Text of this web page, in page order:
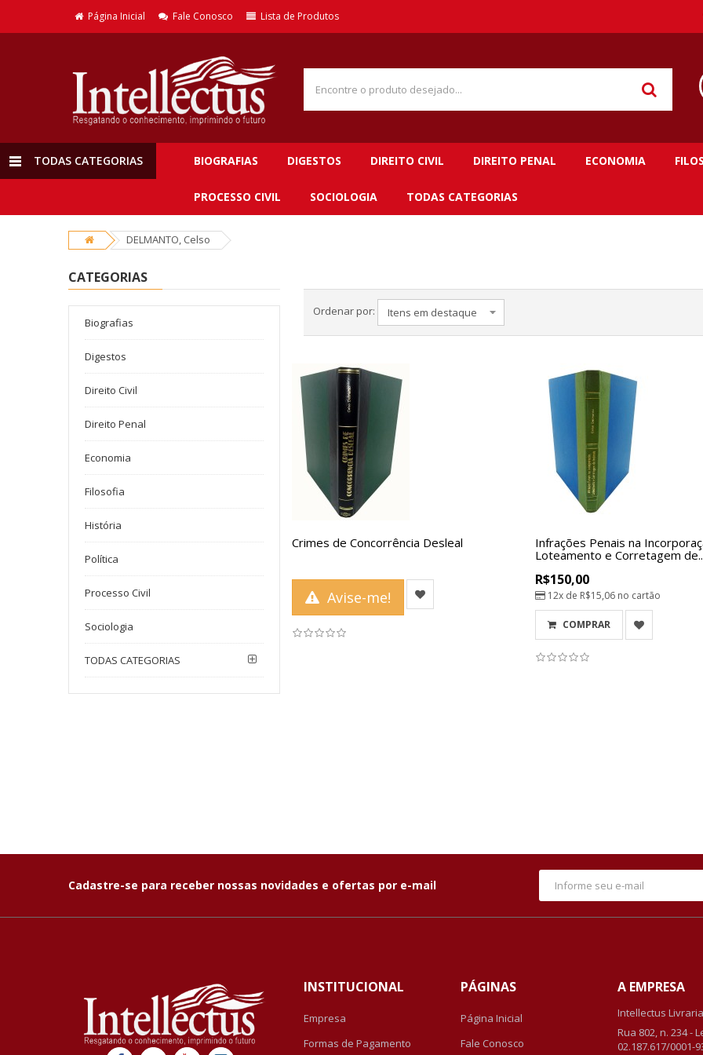
Página Inicial Fale Conosco Lista de Produtos
TODAS CATEGORIAS BIOGRAFIAS DIGESTOS DIREITO CIVIL DIREITO PENAL ECONOMIA
PROCESSO CIVIL SOCIOLOGIA TODAS CATEGORIAS
DELMANTO, Celso
CATEGORIAS
Biografias
Digestos
Direito Civil
Direito Penal
Economia
Filosofia
História
Política
Processo Civil
Sociologia
TODAS CATEGORIAS
Ordenar por:
Crimes de Concorrência Desleal
Avise-me!
Infrações Penais na
Loteamento e Corretagem
R$150,00
12x de R$15,06 no cartão
COMPRAR
Cadastre-se para receber nossas novidades e ofertas por e-mail
INSTITUCIONAL
Empresa
Formas de Pagamento
PÁGINAS
Página Inicial
Fale Conosco
A EMPRESA
Intellectus Livraria
Rua 802, n. 234 -
02.187.617/0001-